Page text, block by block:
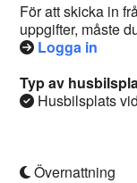
För att skicka in
uppgifter, måste
Logga in
Typ av
Husbilsplats
Övernattning